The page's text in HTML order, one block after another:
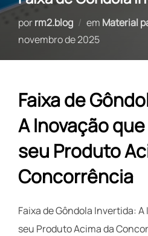
porrm2.blog em Material
novembro de 2025
Faixa de
A Inovação
seu Produto
Concorrência
Faixa de Gôndola Invertida:
seu Produto Acima da